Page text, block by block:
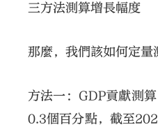
三方法測算增長幅度
那麼，我們該如何定量
方法一：GDP貢獻測
0.3個百分點，截至